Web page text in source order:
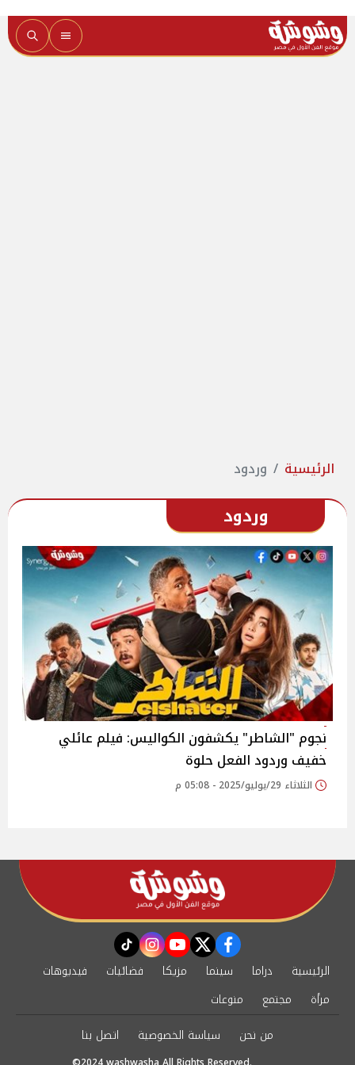
الرئيسية وردود
وردود
نجوم "الشاطر" يكشفون الكواليس: فيلم عائلي
خفيف وردود الفعل حلوة‎
الثلاثاء 29/يوليو/2025 - 05:08 م
facebook
twitter
youtube
instagram
tiktok
الرئيسية دراما سينما مزيكا فضائيات
فيديوهات
مرأة
مجتمع
منوعات
من نحن
سياسة الخصوصية اتصل بنا